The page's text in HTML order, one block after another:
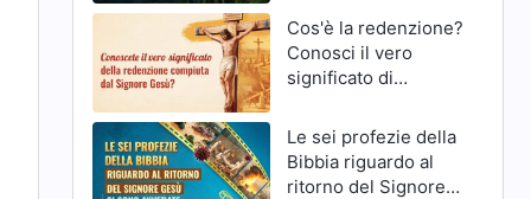
ed a quell’ora,
nessuno li sa”
Cos'è la redenzione?
Conosci il vero
significato di
Signore Gesù?
Le sei profezie della
Bibbia riguardo al
ritorno del Signore